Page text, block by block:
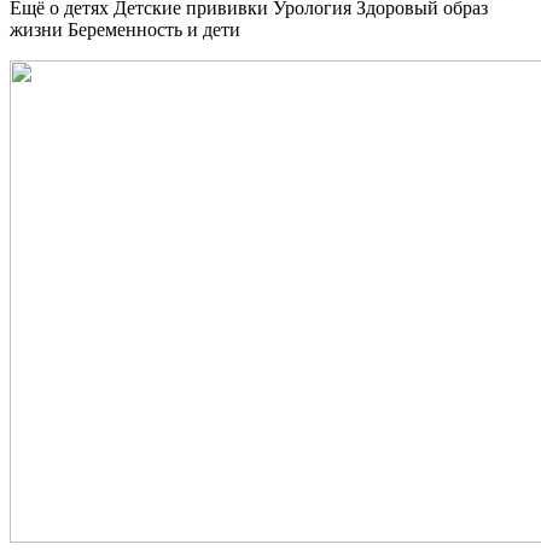
Ещё о детях Детские прививки Урология Здоровый образ
жизни Беременность и дети